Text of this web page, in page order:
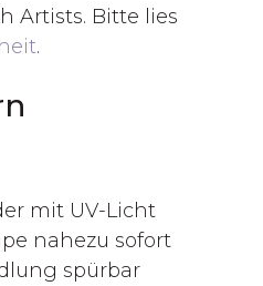
Artists. Bitte lies
.
mit UV-Licht
nahezu sofort
spürbar